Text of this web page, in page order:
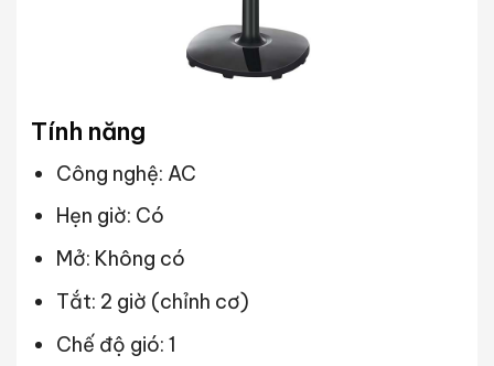
Tính năng
Công nghệ: AC
Hẹn giờ: Có
Mở: Không có
Tắt: 2 giờ (chỉnh cơ)
Chế độ gió: 1